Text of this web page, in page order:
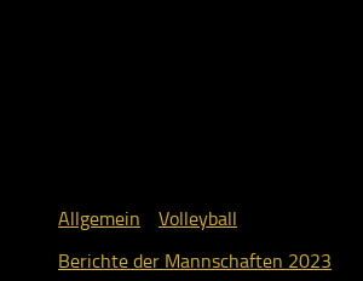
Allgemein
Volleyball
Berichte der Mannschaften 2023